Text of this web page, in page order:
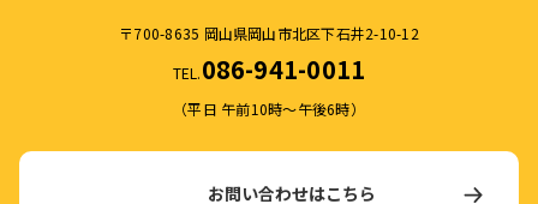
〒700-8635 岡山県岡山市北区下石井2-10-12
TEL.086-941-0011
（平日 午前10時～午後6時）
お問い合わせはこちら